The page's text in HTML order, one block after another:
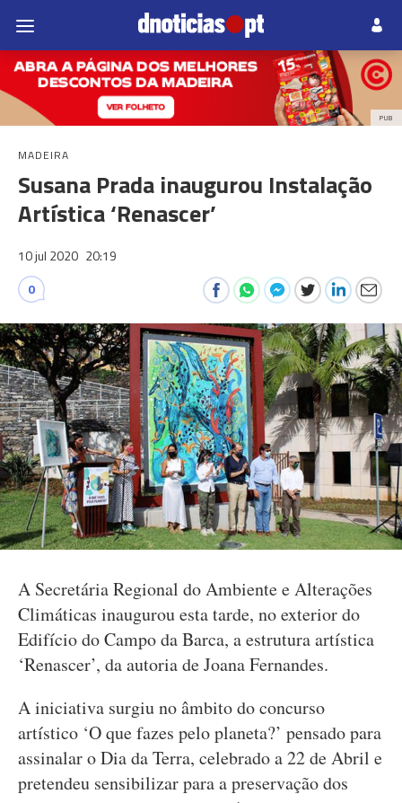
PUB
MADEIRA
Susana Prada inaugurou Instalação
Artística ‘Renascer’
10 jul 2020 20:19
0
A Secretária Regional do Ambiente e Alterações
Climáticas inaugurou esta tarde, no exterior do
Edifício do Campo da Barca, a estrutura artística
‘Renascer’, da autoria de Joana Fernandes.
A iniciativa surgiu no âmbito do concurso
artístico ‘O que fazes pelo planeta?’ pensado para
assinalar o Dia da Terra, celebrado a 22 de Abril e
pretendeu sensibilizar para a preservação dos